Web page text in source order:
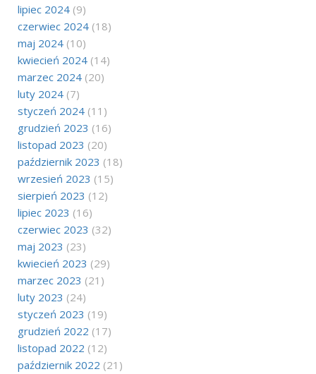
lipiec 2024 (9)
czerwiec 2024 (18)
maj 2024 (10)
kwiecień 2024 (14)
marzec 2024 (20)
luty 2024 (7)
styczeń 2024 (11)
grudzień 2023 (16)
listopad 2023 (20)
październik 2023 (18)
wrzesień 2023 (15)
sierpień 2023 (12)
lipiec 2023 (16)
czerwiec 2023 (32)
maj 2023 (23)
kwiecień 2023 (29)
marzec 2023 (21)
luty 2023 (24)
styczeń 2023 (19)
grudzień 2022 (17)
listopad 2022 (12)
październik 2022 (21)